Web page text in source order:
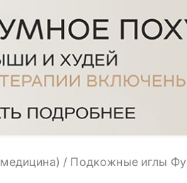
/ Подкожные иглы Фу